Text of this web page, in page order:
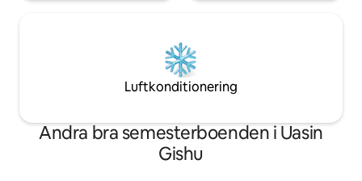
Luftkonditionering
Andra bra semesterboenden i Uasin
Gishu